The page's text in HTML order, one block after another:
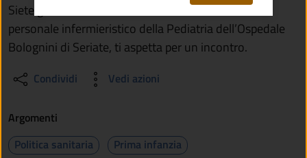
Siete genitori di un bimbo/bimba tra 0 - 6 anni? Il
personale infermieristico della Pediatria dell’Ospedale
Bolognini di Seriate, ti aspetta per un incontro.
Condividi Vedi azioni
Argomenti
Politica sanitaria
Prima infanzia